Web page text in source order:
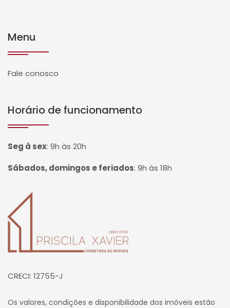
Menu
Fale conosco
Horário de funcionamento
Seg à sex: 9h às 20h
Sábados, domingos e feriados: 9h às 18h
Página inicial
CRECI: 12755-J
Os valores, condições e disponibilidade dos imóveis estão